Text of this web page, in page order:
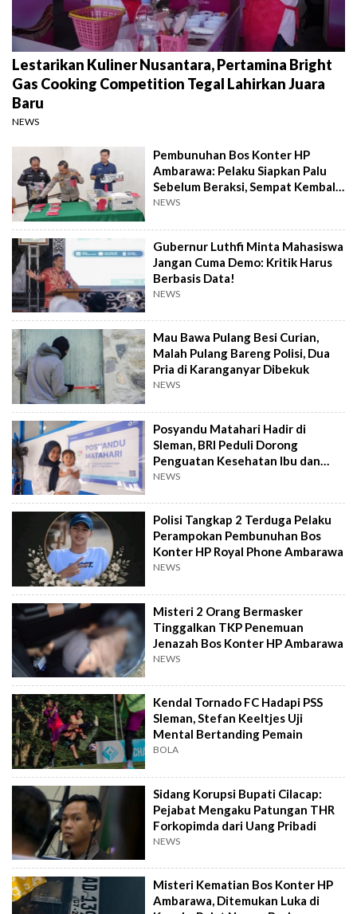
Lestarikan Kuliner Nusantara, Pertamina Bright
Gas Cooking Competition Tegal Lahirkan Juara
Baru
NEWS
Pembunuhan Bos Konter HP
Ambarawa: Pelaku Siapkan Palu
Sebelum Beraksi, Sempat Kembali
Datangi TKP
NEWS
Gubernur Luthfi Minta Mahasiswa
Jangan Cuma Demo: Kritik Harus
Berbasis Data!
NEWS
Mau Bawa Pulang Besi Curian,
Malah Pulang Bareng Polisi, Dua
Pria di Karanganyar Dibekuk
NEWS
Posyandu Matahari Hadir di
Sleman, BRI Peduli Dorong
Penguatan Kesehatan Ibu dan
Anak
NEWS
Polisi Tangkap 2 Terduga Pelaku
Perampokan Pembunuhan Bos
Konter HP Royal Phone Ambarawa
NEWS
Misteri 2 Orang Bermasker
Tinggalkan TKP Penemuan
Jenazah Bos Konter HP Ambarawa
NEWS
Kendal Tornado FC Hadapi PSS
Sleman, Stefan Keeltjes Uji
Mental Bertanding Pemain
BOLA
Sidang Korupsi Bupati Cilacap:
Pejabat Mengaku Patungan THR
Forkopimda dari Uang Pribadi
NEWS
Misteri Kematian Bos Konter HP
Ambarawa, Ditemukan Luka di